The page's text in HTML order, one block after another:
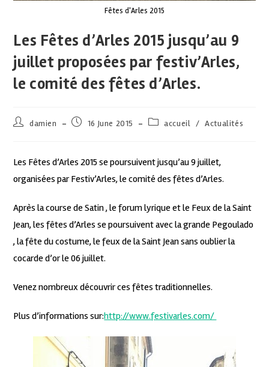
Fêtes d'Arles 2015
Les Fêtes d’Arles 2015 jusqu’au 9
juillet proposées par festiv’Arles,
le comité des fêtes d’Arles.
damien 16 June 2015 accueil / Actualités
Les Fêtes d’Arles 2015 se poursuivent jusqu’au 9 juillet,
organisées par Festiv’Arles, le comité des fêtes d’Arles.
Après la course de Satin , le forum lyrique et le Feux de la Saint
Jean, les fêtes d’Arles se poursuivent avec la grande Pegoulado
, la fête du costume, le feux de la Saint Jean sans oublier la
cocarde d’or le 06 juillet.
Venez nombreux découvrir ces fêtes traditionnelles.
Plus d’informations sur:http://www.festivarles.com/